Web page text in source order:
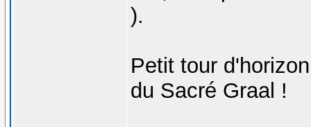
).
Petit tour
du Sacré Graal !